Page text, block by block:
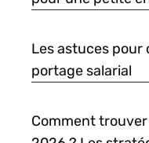
Les astuces pour
portage salarial
Comment